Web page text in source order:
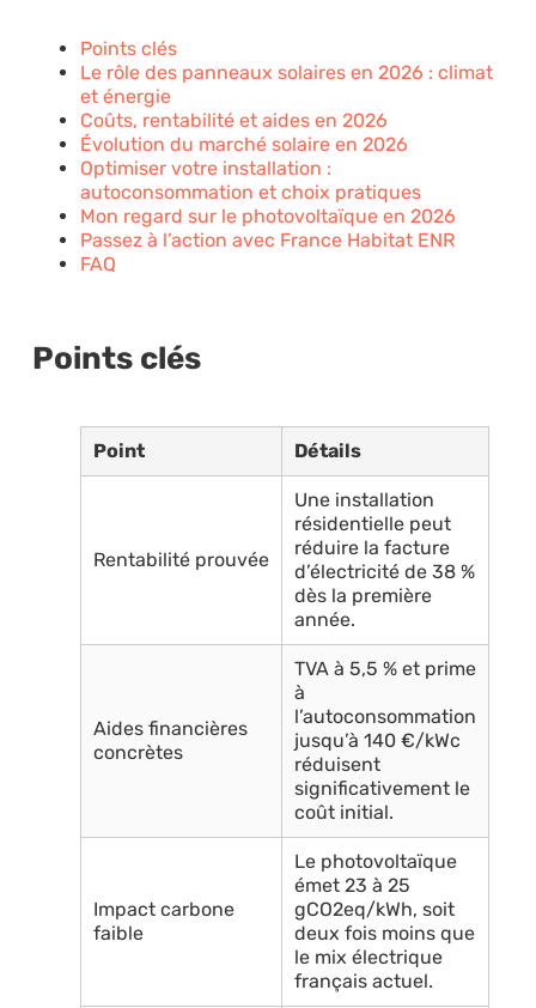
Points clés
Le rôle des panneaux solaires en 2026 : climat
et énergie
Coûts, rentabilité et aides en 2026
Évolution du marché solaire en 2026
Optimiser votre installation :
autoconsommation et choix pratiques
Mon regard sur le photovoltaïque en 2026
Passez à l’action avec France Habitat ENR
FAQ
Points clés
Point Détails
Rentabilité prouvée
Une installation
résidentielle peut
réduire la facture
d’électricité de 38 %
dès la première
année.
Aides financières
concrètes
TVA à 5,5 % et prime
à
l’autoconsommation
jusqu’à 140 €/kWc
réduisent
significativement le
coût initial.
Impact carbone
faible
Le photovoltaïque
émet 23 à 25
gCO2eq/kWh, soit
deux fois moins que
le mix électrique
français actuel.